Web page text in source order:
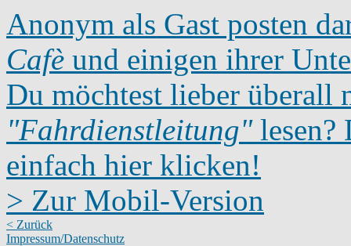
Anonym als Gast posten
Cafè und einigen ihrer
Du möchtest lieber überall
"Fahrdienstleitung"lesen?
einfach hier klicken!
> Zur Mobil-Version
< Zurück
Impressum/Datenschutz